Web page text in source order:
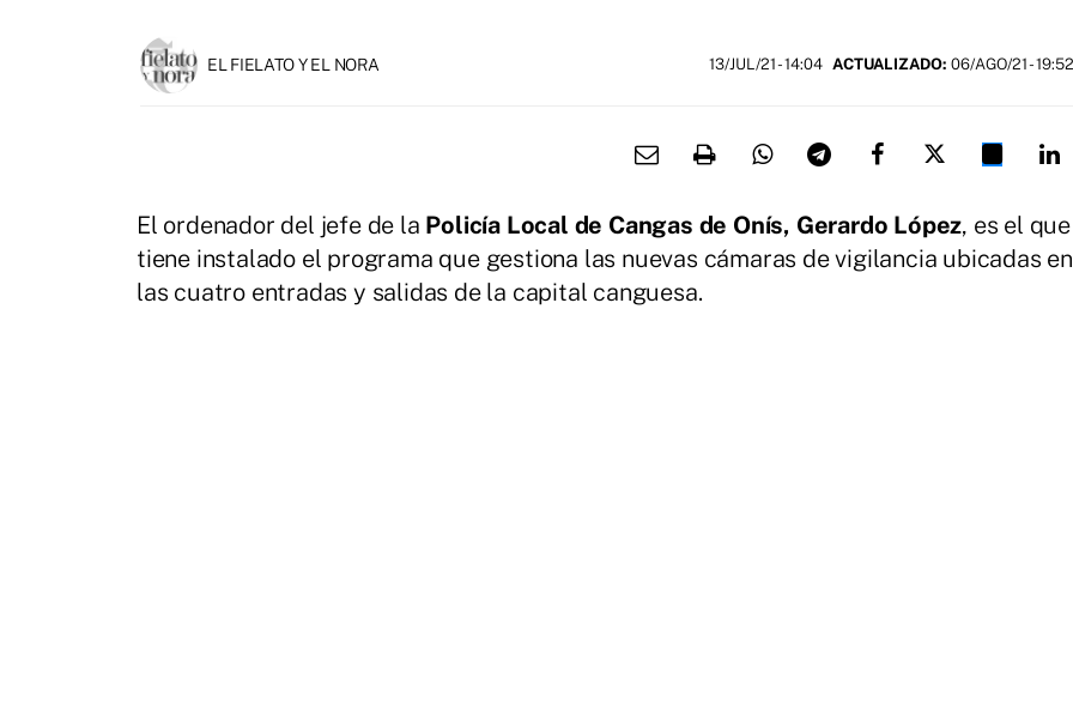
EL FIELATO Y EL NORA 13/JUL/21- 14:04 ACTUALIZADO: 06/AGO/21 - 19:52
El ordenador del jefe de la Policía Local de Cangas de Onís, Gerardo López, es el que
tiene instalado el programa que gestiona las nuevas cámaras de vigilancia ubicadas en
las cuatro entradas y salidas de la capital canguesa.